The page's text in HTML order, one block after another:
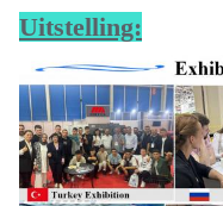
Uitstelling: